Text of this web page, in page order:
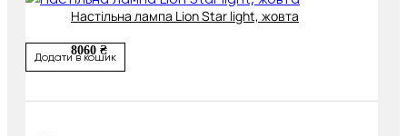
Настільна лампа Lion Star light, жовта
8060 ₴
Додати в кошик